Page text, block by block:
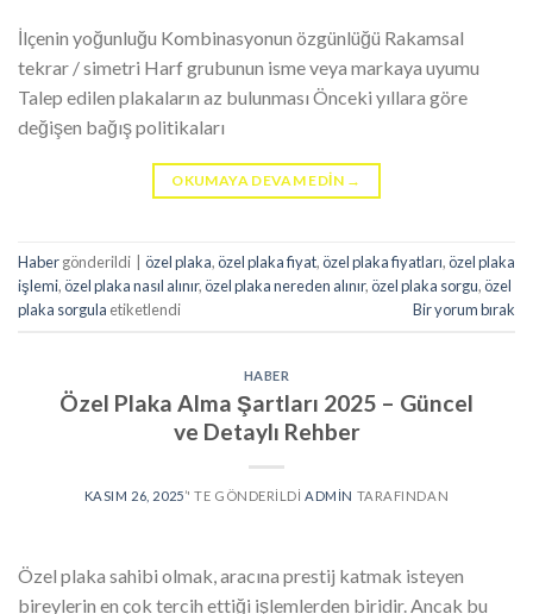
İlçenin yoğunluğu Kombinasyonun özgünlüğü Rakamsal
tekrar / simetri Harf grubunun isme veya markaya uyumu
Talep edilen plakaların az bulunması Önceki yıllara göre
değişen bağış politikaları
OKUMAYA DEVAM EDIN →
Habergönderildi özel plaka,özel plaka fiyat,özel plaka fiyatları,özel plaka
işlemi,özel plaka nasıl alınır,özel plaka nereden alınır,özel plaka sorgu,özel
plaka sorgula etiketlendi Bir yorum bırak
HABER
Özel Plaka Alma Şartları 2025 – Güncel
ve Detaylı Rehber
KASIM 26, 2025’' TE GÖNDERILDI ADMIN TARAFINDAN
Özel plaka sahibi olmak, aracına prestij katmak isteyen
bireylerin en çok tercih ettiği işlemlerden biridir. Ancak bu